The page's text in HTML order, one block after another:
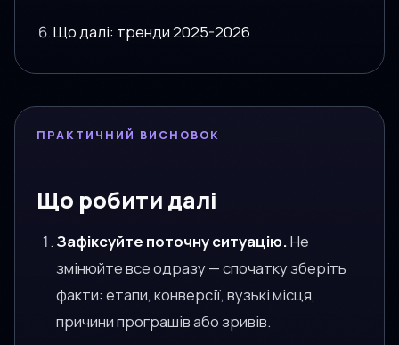
Що далі: тренди 2025-2026
ПРАКТИЧНИЙ ВИСНОВОК
Що робити далі
Зафіксуйте поточну ситуацію.Не
змінюйте все одразу — спочатку зберіть
факти: етапи, конверсії, вузькі місця,
причини програшів або зривів.